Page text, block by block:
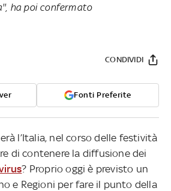
ha poi confermato
Fonti Preferite
CONDIVIDI
l’Italia, nel corso delle festività
di contenere la diffusione dei
? Proprio oggi è previsto un
e Regioni per fare il punto della